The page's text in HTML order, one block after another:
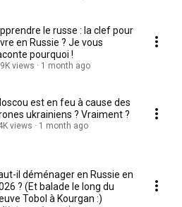
le russe : la clef pour
en Russie ? Je vous
pourquoi !
views 1 month ago
est en feu à cause des
ukrainiens ? Vraiment ?
views 1 month ago
il déménager en Russie en
? (Et balade le long du
Tobol à Kourgan :)